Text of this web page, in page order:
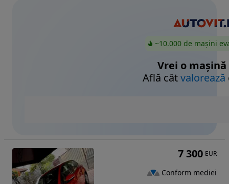
~10.000 de mașini
Vrei o mașină
Află câtvalorează
7 300 EUR
Conform mediei